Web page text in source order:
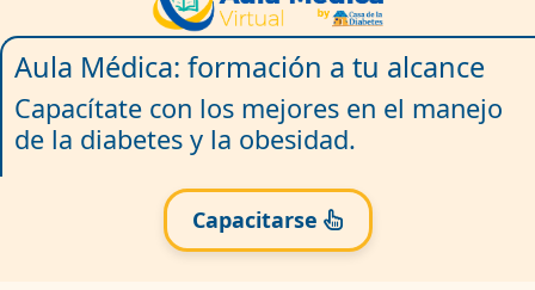
Aula Médica: formación a tu alcance
Capacítate con los mejores en el manejo
de la diabetes y la obesidad.
Capacitarse